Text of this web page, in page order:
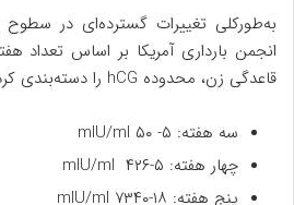
انجمن بارداری آمریکا بر اساس تعداد
قاعدگی زن، محدوده hCG را دسته‌بندی کرده.
سه هفته: ۵- ۵۰ mIU/ml
چهار هفته: ۵-۴۲۶ mIU/ml
پنج هفته: ۱۸-۷۳۴۰ mIU/ml